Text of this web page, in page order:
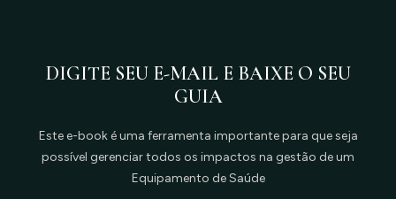
DIGITE SEU E-MAIL E BAIXE O SEU
GUIA
Este e-book é uma ferramenta importante para que seja
possível gerenciar todos os impactos na gestão de um
Equipamento de Saúde